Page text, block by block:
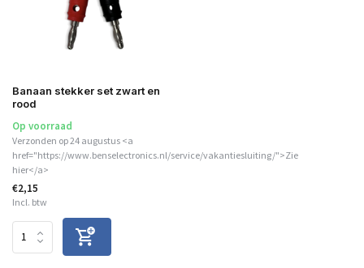
Banaan stekker set zwart en
rood
Op voorraad
Verzonden op 24 augustus <a
href="https://www.benselectronics.nl/service/vakantiesluiting/">Zie
hier</a>
€2,15
Incl. btw